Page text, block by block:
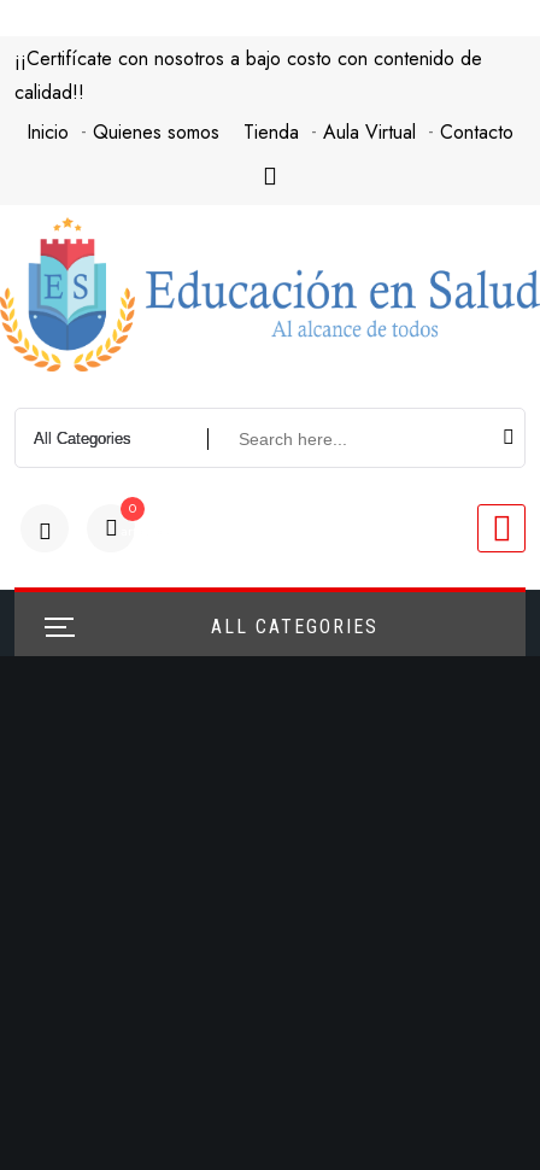
¡¡Certifícate con nosotros a bajo costo con contenido de
calidad!!
Inicio
Quienes somos Tienda Aula Virtual Contacto
0
ALL CATEGORIES